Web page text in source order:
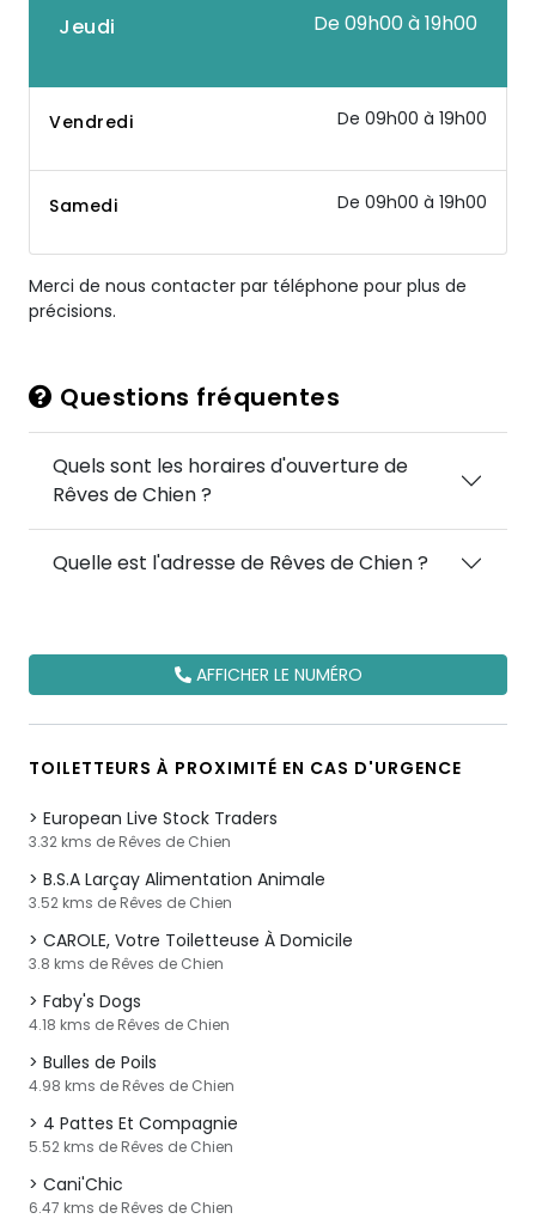
Jeudi De 09h00 à 19h00
Vendredi De 09h00 à 19h00
Samedi De 09h00 à 19h00
Merci de nous contacter par téléphone pour plus de
précisions.
Questions fréquentes
Quels sont les horaires d'ouverture de
Rêves de Chien ?
Quelle est l'adresse de Rêves de Chien ?
AFFICHER LE NUMÉRO
TOILETTEURS À PROXIMITÉ EN CAS D'URGENCE
European Live Stock Traders
3.32 kms de Rêves de Chien
B.S.A Larçay Alimentation Animale
3.52 kms de Rêves de Chien
CAROLE, Votre Toiletteuse À Domicile
3.8 kms de Rêves de Chien
Faby's Dogs
4.18 kms de Rêves de Chien
Bulles de Poils
4.98 kms de Rêves de Chien
4 Pattes Et Compagnie
5.52 kms de Rêves de Chien
Cani'Chic
6.47 kms de Rêves de Chien